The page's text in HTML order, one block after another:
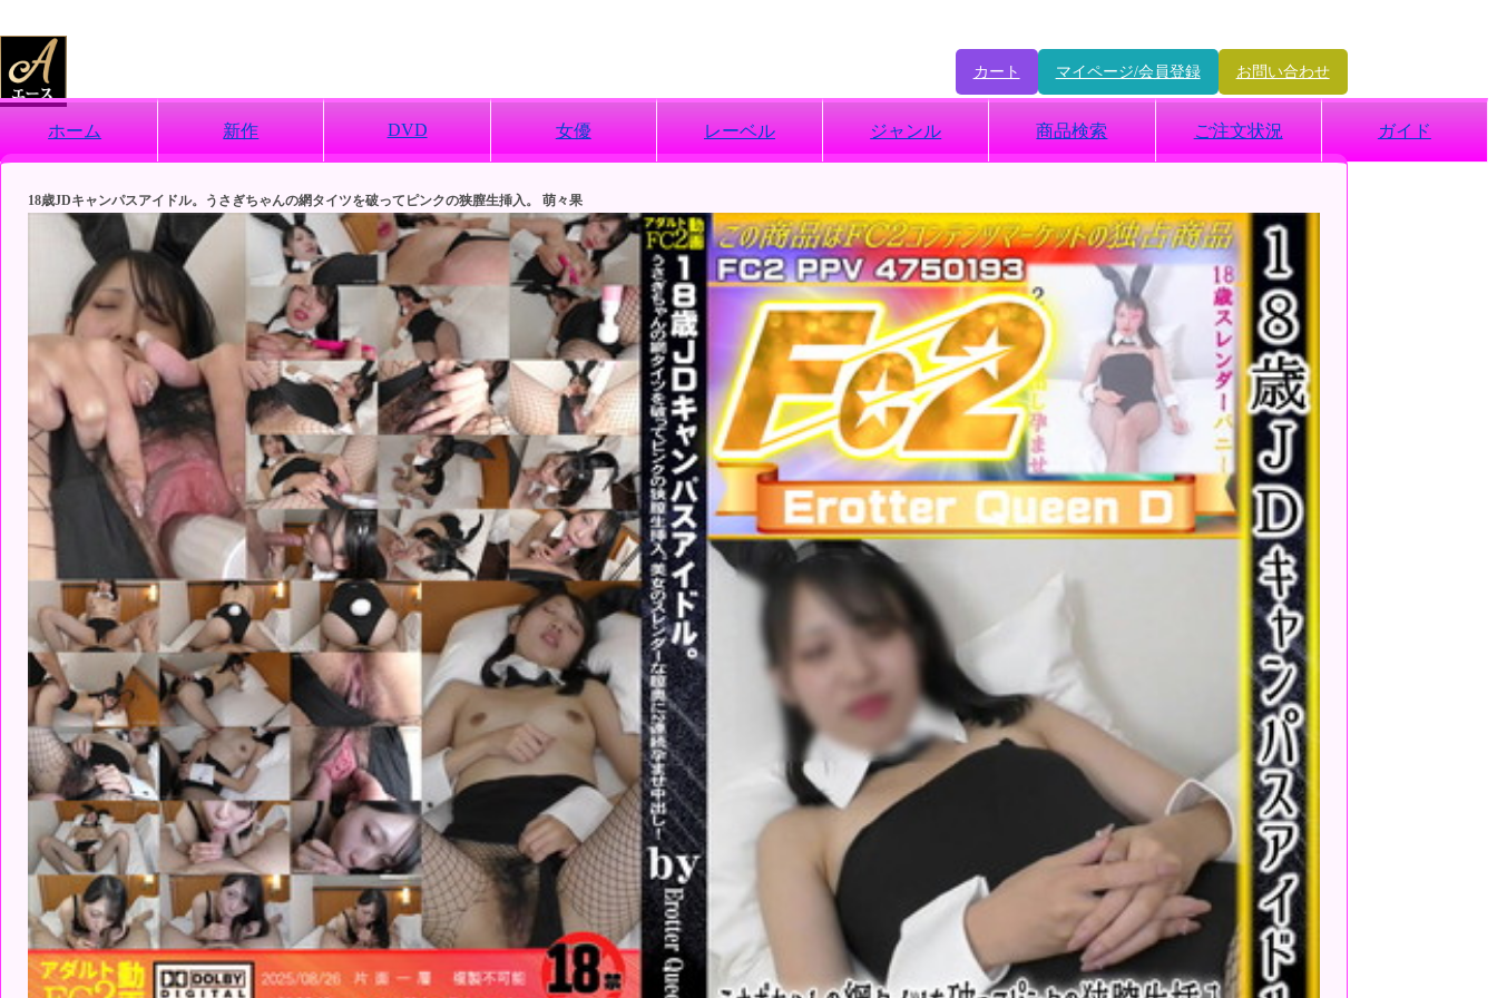
カート マイページ/会員登録 お問い合わせ
ホーム 新作 DVD 女優 レーベル ジャンル 商品検索 ご注文状況 ガイド
18歳JDキャンパスアイドル。うさぎちゃんの網タイツを破ってピンクの狭膣生挿入。 萌々果